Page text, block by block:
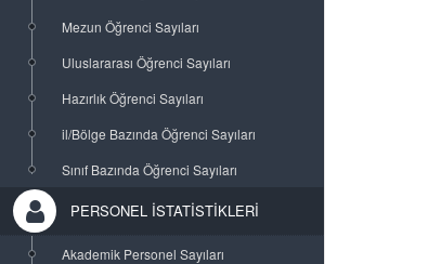
Mezun Öğrenci Sayıları
Uluslararası Öğrenci Sayıları
Hazırlık Öğrenci Sayıları
il/Bölge Bazında Öğrenci Sayıları
Sınıf Bazında Öğrenci Sayıları
PERSONEL İSTATİSTİKLERİ
Akademik Personel Sayıları